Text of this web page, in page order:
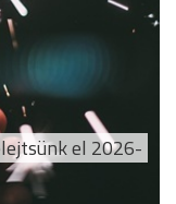
el 2026-